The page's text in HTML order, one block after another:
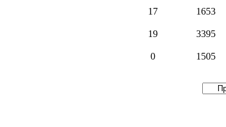
17 1653
19 3395
0 1505